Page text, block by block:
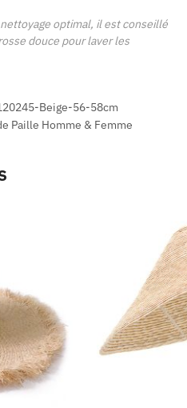
optimal, il est conseillé
douce pour laver les
Beige-56-58cm
Paille Homme & Femme